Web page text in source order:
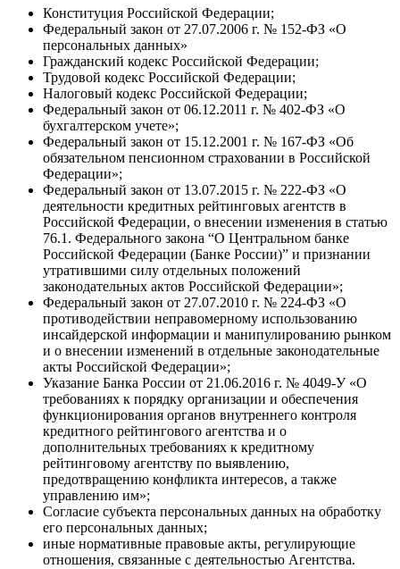
Конституция Российской Федерации;
Федеральный закон от 27.07.2006 г. № 152-ФЗ «О
персональных данных»
Гражданский кодекс Российской Федерации;
Трудовой кодекс Российской Федерации;
Налоговый кодекс Российской Федерации;
Федеральный закон от 06.12.2011 г. № 402-ФЗ «О
бухгалтерском учете»;
Федеральный закон от 15.12.2001 г. № 167-ФЗ «Об
обязательном пенсионном страховании в Российской
Федерации»;
Федеральный закон от 13.07.2015 г. № 222-ФЗ «О
деятельности кредитных рейтинговых агентств в
Российской Федерации, о внесении изменения в статью
76.1. Федерального закона “О Центральном банке
Российской Федерации (Банке России)” и признании
утратившими силу отдельных положений
законодательных актов Российской Федерации»;
Федеральный закон от 27.07.2010 г. № 224-ФЗ «О
противодействии неправомерному использованию
инсайдерской информации и манипулированию рынком
и о внесении изменений в отдельные законодательные
акты Российской Федерации»;
Указание Банка России от 21.06.2016 г. № 4049-У «О
требованиях к порядку организации и обеспечения
функционирования органов внутреннего контроля
кредитного рейтингового агентства и о
дополнительных требованиях к кредитному
рейтинговому агентству по выявлению,
предотвращению конфликта интересов, а также
управлению им»;
Согласие субъекта персональных данных на обработку
его персональных данных;
иные нормативные правовые акты, регулирующие
отношения, связанные с деятельностью Агентства.